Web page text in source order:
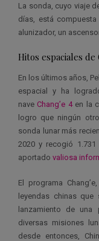
La sonda, cuyo viaje
días, está
alunizador, un
Hitos espaciales de
En los últimos años,
espacial y ha
nave Chang’e 4en la
logro que ningún
sonda lunar más
2020 y recogió
aportado valiosa
El programa
leyendas chinas
lanzamiento de una
diversas misiones
desde entonces,